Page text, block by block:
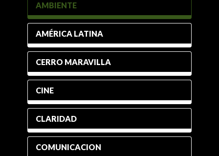
AMBIENTE
AMÉRICA LATINA
CERRO MARAVILLA
CINE
CLARIDAD
COMUNICACION